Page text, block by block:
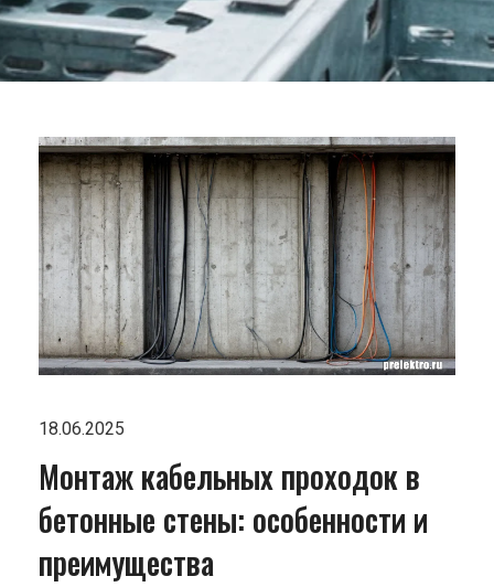
18.06.2025
Монтаж кабельных проходок в
бетонные стены: особенности и
преимущества